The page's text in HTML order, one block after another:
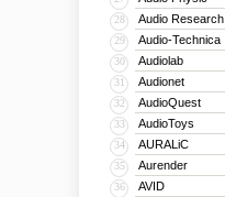
28 Audio Research
29 Audio-Technica
30 Audiolab
31 Audionet
32 AudioQuest
33 AudioToys
34 AURALiC
35 Aurender
36 AVID